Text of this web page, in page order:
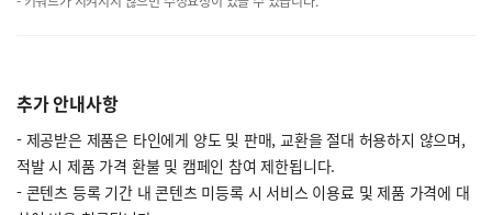
추가 안내사항
- 제공받은 제품은 타인에게 양도 및 판매, 교환을 절대 허용하지 않으며,
적발 시 제품 가격 환불 및 캠페인 참여 제한됩니다.
- 콘텐츠 등록 기간 내 콘텐츠 미등록 시 서비스 이용료 및 제품 가격에 대